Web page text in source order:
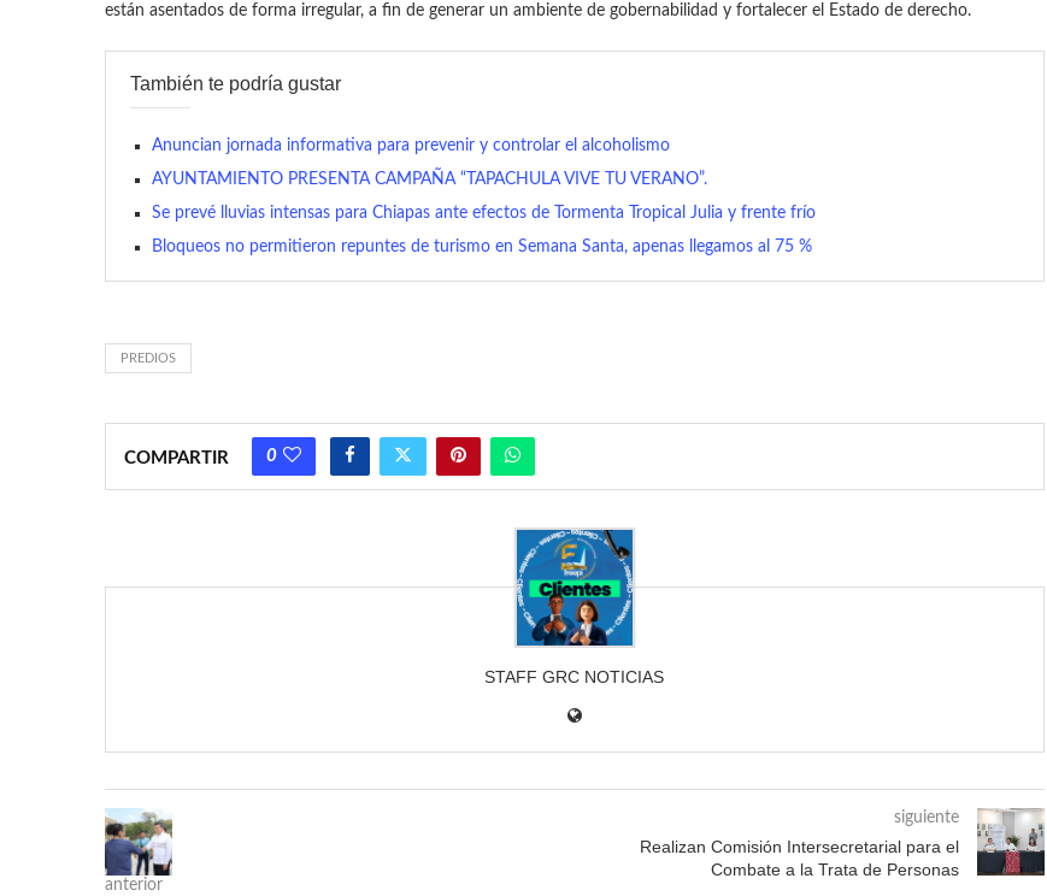
están asentados de forma irregular, a fin de generar un ambiente de gobernabilidad y fortalecer el Estado de derecho.
También te podría gustar
Anuncian jornada informativa para prevenir y controlar el alcoholismo
AYUNTAMIENTO PRESENTA CAMPAÑA “TAPACHULA VIVE TU VERANO”.
Se prevé lluvias intensas para Chiapas ante efectos de Tormenta Tropical Julia y frente frío
Bloqueos no permitieron repuntes de turismo en Semana Santa, apenas llegamos al 75 %
PREDIOS
COMPARTIR 0
STAFF GRC NOTICIAS
anterior
siguiente
Realizan Comisión Intersecretarial para el
Combate a la Trata de Personas